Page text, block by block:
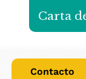
Carta
Contacto